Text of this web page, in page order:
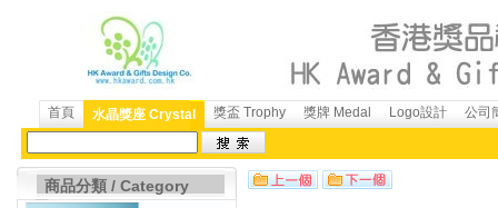
首頁 水晶獎座 Crystal 獎盃 Trophy 獎牌 Medal Logo設計 公司
商品分類 / Category